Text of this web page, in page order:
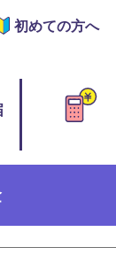
初めての方へ